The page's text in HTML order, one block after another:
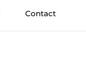
Contact